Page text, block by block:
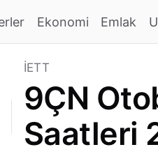
Ekonomi Emlak
İETT
9ÇN
Saatleri